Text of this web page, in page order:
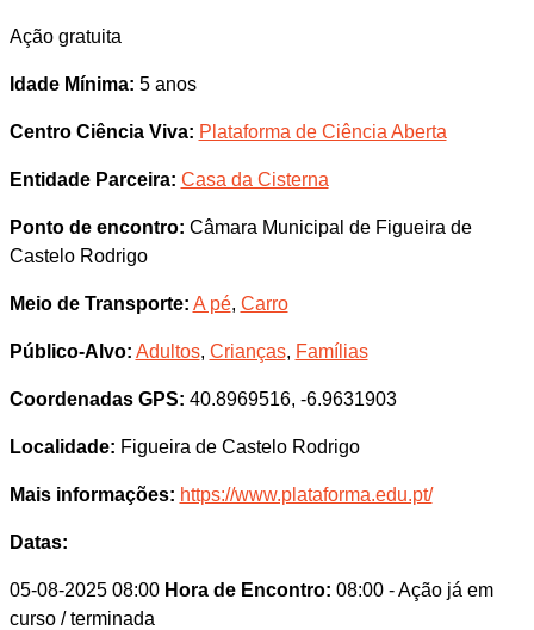
Ação gratuita
Idade Mínima: 5 anos
Centro Ciência Viva: Plataforma de Ciência Aberta
Entidade Parceira: Casa da Cisterna
Ponto de encontro: Câmara Municipal de Figueira de
Castelo Rodrigo
Meio de Transporte: A pé, Carro
Público-Alvo: Adultos, Crianças, Famílias
Coordenadas GPS: 40.8969516, -6.9631903
Localidade: Figueira de Castelo Rodrigo
Mais informações: https://www.plataforma.edu.pt/
Datas:
05-08-2025 08:00 Hora de Encontro: 08:00 - Ação já em
curso / terminada